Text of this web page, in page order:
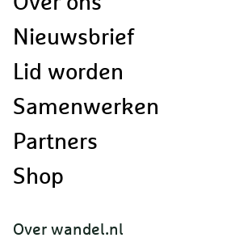
Nieuwsbrief
Lid worden
Samenwerken
Partners
Shop
Over wandel.nl